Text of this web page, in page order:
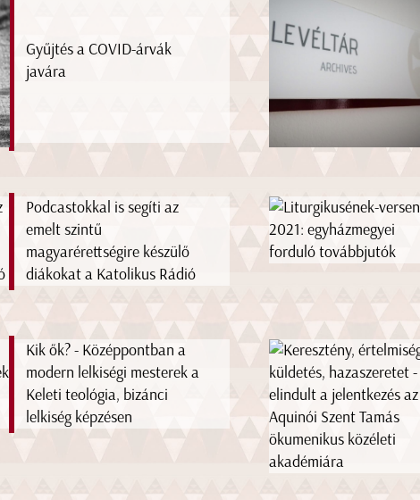
Gyűjtés a COVID-árvák
javára
Podcastokkal is segíti az
emelt szintű
magyarérettségire készülő
diákokat a Katolikus Rádió
Kik ők? - Középpontban a
modern lelkiségi mesterek a
Keleti teológia, bizánci
lelkiség képzésen